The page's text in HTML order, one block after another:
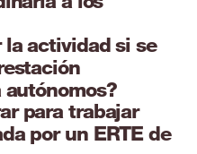
la actividad si se
para trabajar
por un ERTE de